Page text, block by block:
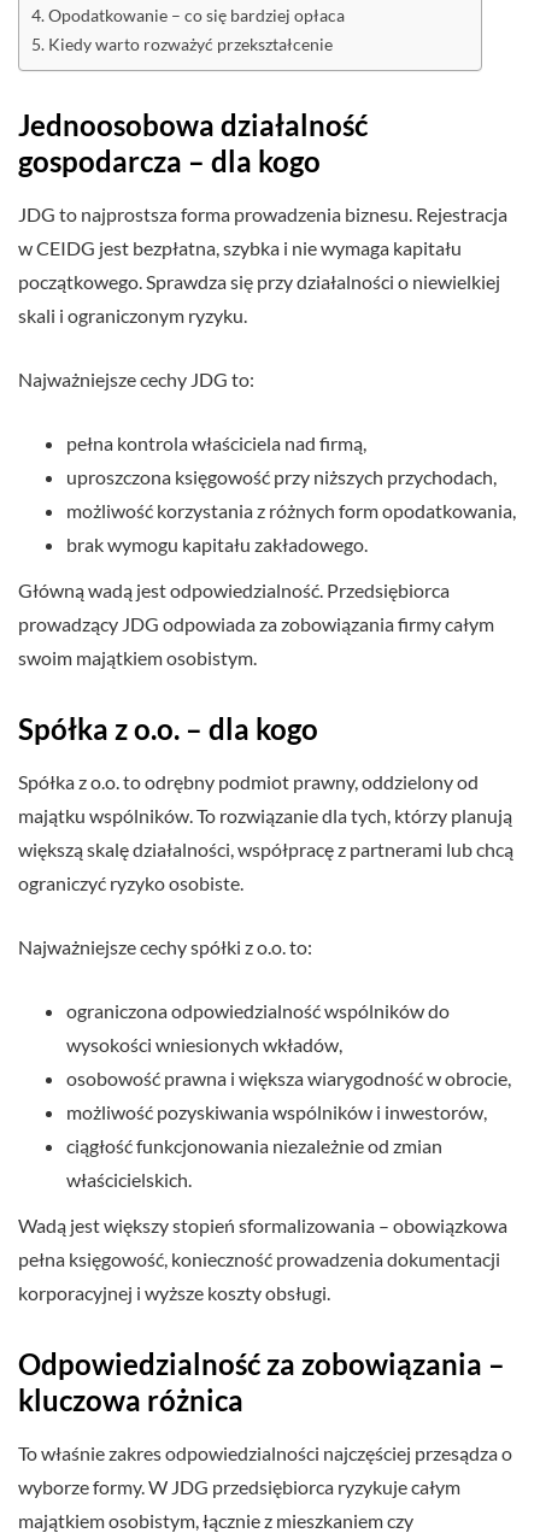
Opodatkowanie – co się bardziej opłaca
Kiedy warto rozważyć przekształcenie
Jednoosobowa działalność
gospodarcza – dla kogo
JDG to najprostsza forma prowadzenia biznesu. Rejestracja
w CEIDG jest bezpłatna, szybka i nie wymaga kapitału
początkowego. Sprawdza się przy działalności o niewielkiej
skali i ograniczonym ryzyku.
Najważniejsze cechy JDG to:
pełna kontrola właściciela nad firmą,
uproszczona księgowość przy niższych przychodach,
możliwość korzystania z różnych form opodatkowania,
brak wymogu kapitału zakładowego.
Główną wadą jest odpowiedzialność. Przedsiębiorca
prowadzący JDG odpowiada za zobowiązania firmy całym
swoim majątkiem osobistym.
Spółka z o.o. – dla kogo
Spółka z o.o. to odrębny podmiot prawny, oddzielony od
majątku wspólników. To rozwiązanie dla tych, którzy planują
większą skalę działalności, współpracę z partnerami lub chcą
ograniczyć ryzyko osobiste.
Najważniejsze cechy spółki z o.o. to:
ograniczona odpowiedzialność wspólników do
wysokości wniesionych wkładów,
osobowość prawna i większa wiarygodność w obrocie,
możliwość pozyskiwania wspólników i inwestorów,
ciągłość funkcjonowania niezależnie od zmian
właścicielskich.
Wadą jest większy stopień sformalizowania – obowiązkowa
pełna księgowość, konieczność prowadzenia dokumentacji
korporacyjnej i wyższe koszty obsługi.
Odpowiedzialność za zobowiązania –
kluczowa różnica
To właśnie zakres odpowiedzialności najczęściej przesądza o
wyborze formy. W JDG przedsiębiorca ryzykuje całym
majątkiem osobistym, łącznie z mieszkaniem czy